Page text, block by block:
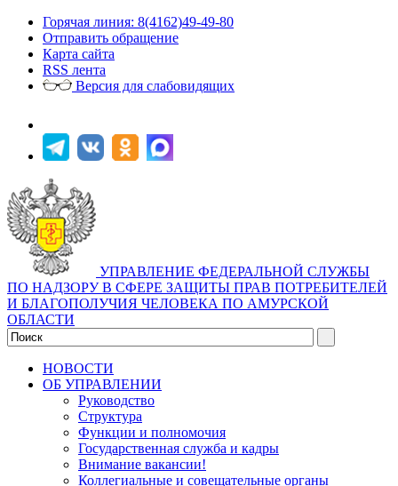
Горячая линия: 8(4162)49-49-80
Отправить обращение
Карта сайта
RSS лента
Версия для слабовидящих
УПРАВЛЕНИЕ ФЕДЕРАЛЬНОЙ СЛУЖБЫ
ПО НАДЗОРУ В СФЕРЕ ЗАЩИТЫ ПРАВ ПОТРЕБИТЕЛЕЙ
И БЛАГОПОЛУЧИЯ ЧЕЛОВЕКА ПО АМУРСКОЙ
ОБЛАСТИ
НОВОСТИ
ОБ УПРАВЛЕНИИ
Руководство
Структура
Функции и полномочия
Государственная служба и кадры
Внимание вакансии!
Коллегиальные и совещательные органы